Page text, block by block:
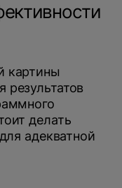
картины
результатов
делать
адекватной